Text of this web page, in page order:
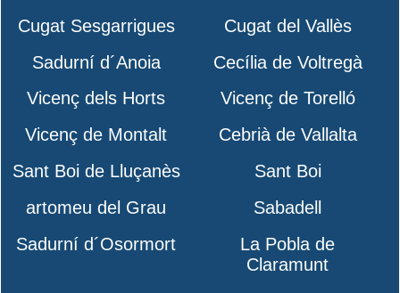
Cugat Sesgarrigues
Cugat del Vallès
Sadurní d´Anoia
Cecília de Voltregà
Vicenç dels Horts
Vicenç de Torelló
Vicenç de Montalt
Cebrià de Vallalta
Sant Boi de Lluçanès
Sant Boi
artomeu del Grau
Sabadell
Sadurní d´Osormort
La Pobla de
Claramunt